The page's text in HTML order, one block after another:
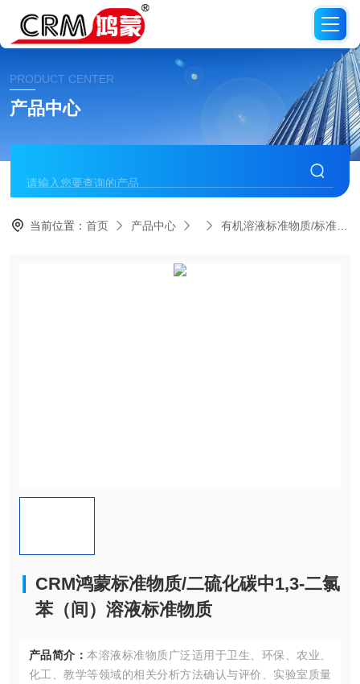
PRODUCT CENTER
产品中心
当前位置：首页 产品中心 有机溶液标准物质/标准品
CRM鸿蒙标准物质/二硫化碳中1,3-二氯
苯（间）溶液标准物质
产品简介： 本溶液标准物质广泛适用于卫生、环保、农业、
化工、教学等领域的相关分析方法确认与评价、实验室质量